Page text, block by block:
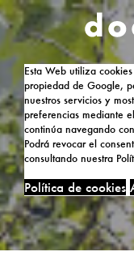
Esta Web utiliza
propiedad de Google,
nuestros servicios y
preferencias mediante
continúa navegando
Podrá revocar el
consultando nuestra
Política de cookies